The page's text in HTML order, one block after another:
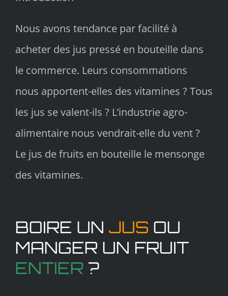
Nous avons tendance par facilité à
acheter des jus pressé en bouteille dans
le commerce. Leurs consommations
nous apportent-elles des vitamines ? Tous
les jus se valent-ils ? L’industrie agro-
alimentaire nous vendrait-elle du vent ?
Le jus de fruits en bouteille le mensonge
des vitamines.
BOIRE UN JUS OU
MANGER UN FRUIT
ENTIER ?